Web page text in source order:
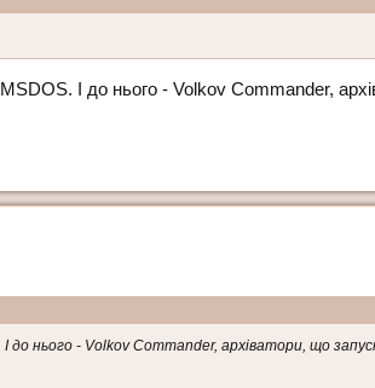
І до нього - Volkov Commander,
нього - Volkov Commander, архіватори, що